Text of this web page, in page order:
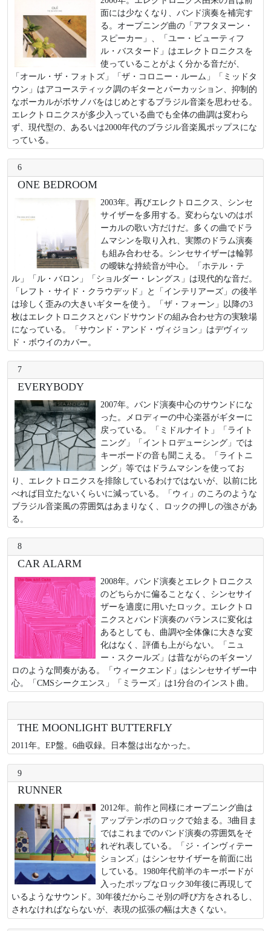
面には少なくなり、バンド演奏を補完す
る。オープニング曲の「アフタヌーン・
スピーカー」、「ユー・ビューティフ
ル・バスタード」はエレクトロニクスを
使っていることがよく分かる音だが、
「オール・ザ・フォトズ」「ザ・コロニー・ルーム」「ミッドタ
ウン」はアコースティック調のギターとパーカッション、抑制的
なボーカルがボサノバをはじめとするブラジル音楽を思わせる。
エレクトロニクスが多少入っている曲でも全体の曲調は変わら
ず、現代型の、あるいは2000年代のブラジル音楽風ポップスにな
っている。
6
ONE BEDROOM
2003年。再びエレクトロニクス、シンセ
サイザーを多用する。変わらないのはボ
ーカルの歌い方だけだ。多くの曲でドラ
ムマシンを取り入れ、実際のドラム演奏
も組み合わせる。シンセサイザーは輪郭
の曖昧な持続音が中心。「ホテル・テ
ル」「ル・バロン」「ショルダー・レングス」は現代的な音だ。
「レフト・サイド・クラウデッド」と「インテリアーズ」の後半
は珍しく歪みの大きいギターを使う。「ザ・フォーン」以降の3
枚はエレクトロニクスとバンドサウンドの組み合わせ方の実験場
になっている。「サウンド・アンド・ヴィジョン」はデヴィッ
ド・ボウイのカバー。
7
EVERYBODY
2007年。バンド演奏中心のサウンドにな
った。メロディーの中心楽器がギターに
戻っている。「ミドルナイト」「ライト
ニング」「イントロデューシング」では
キーボードの音も聞こえる。「ライトニ
ング」等ではドラムマシンを使ってお
り、エレクトロニクスを排除しているわけではないが、以前に比
べれば目立たないくらいに減っている。「ウィ」のころのような
ブラジル音楽風の雰囲気はあまりなく、ロックの押しの強さがあ
る。
8
CAR ALARM
2008年。バンド演奏とエレクトロニクス
のどちらかに偏ることなく、シンセサイ
ザーを適度に用いたロック。エレクトロ
ニクスとバンド演奏のバランスに変化は
あるとしても、曲調や全体像に大きな変
化はなく、評価も上がらない。「ニュ
ー・スクールズ」は昔ながらのギターソ
ロのような間奏がある。「ウィークエンド」はシンセサイザー中
心。「CMSシークエンス」「ミラーズ」は1分台のインスト曲。
THE MOONLIGHT BUTTERFLY
2011年。EP盤。6曲収録。日本盤は出なかった。
9
RUNNER
2012年。前作と同様にオープニング曲は
アップテンポのロックで始まる。3曲目ま
ではこれまでのバンド演奏の雰囲気をそ
れぞれ表している。「ジ・インヴィテー
ションズ」はシンセサイザーを前面に出
している。1980年代前半のキーボードが
入ったポップなロック30年後に再現して
いるようなサウンド。30年後だからこそ別の呼び方をされるし、
されなければならないが、表現の拡張の幅は大きくない。